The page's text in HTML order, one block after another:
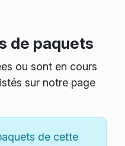
de paquets
ou sont en cours
sur notre page
de cette